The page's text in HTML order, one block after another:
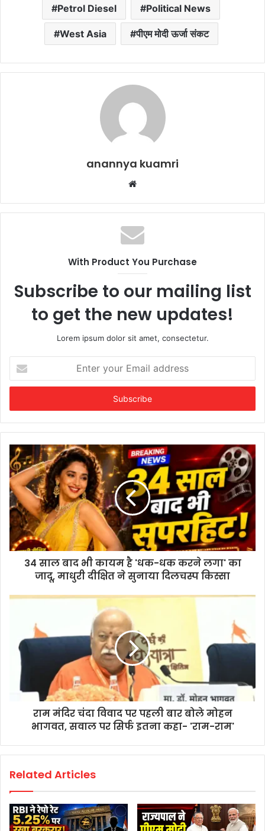
Petrol Diesel Political News
West Asia पीएम मोदी ऊर्जा संकट
anannya kuamri
Website
With Product You Purchase
Subscribe to our mailing list
to get the new updates!
Lorem ipsum dolor sit amet, consectetur.
your
Email
34 साल बाद भी कायम है 'धक-धक करने लगा' का
जादू, माधुरी दीक्षित ने सुनाया दिलचस्प किस्सा
राम मंदिर चंदा विवाद पर पहली बार बोले मोहन
भागवत, सवाल पर सिर्फ इतना कहा- 'राम-राम'
Related Articles